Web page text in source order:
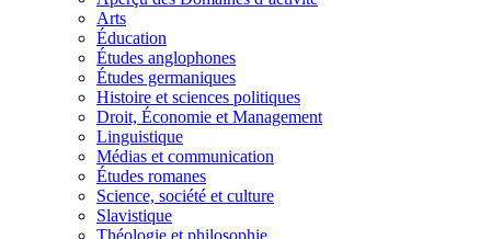
Arts
Éducation
Études anglophones
Études germaniques
Histoire et sciences politiques
Droit, Économie et Management
Linguistique
Médias et communication
Études romanes
Science, société et culture
Slavistique
Théologie et philosophie